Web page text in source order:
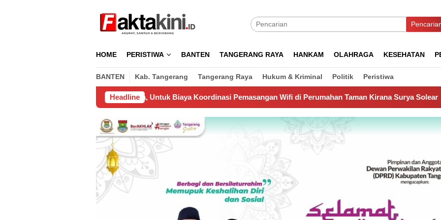
HOME PERISTIWA BANTEN TANGERANG RAYA HANKAM OLAHRAGA KESEHATAN
BANTEN Kab. Tangerang Tangerang Raya Hukum & Kriminal Politik Peristiwa
Headline
Pengusaha, Untuk Biaya Koordinasi Pemasangan Wifi di Perumahan Taman Kirana Surya Solear Spanyol Juara